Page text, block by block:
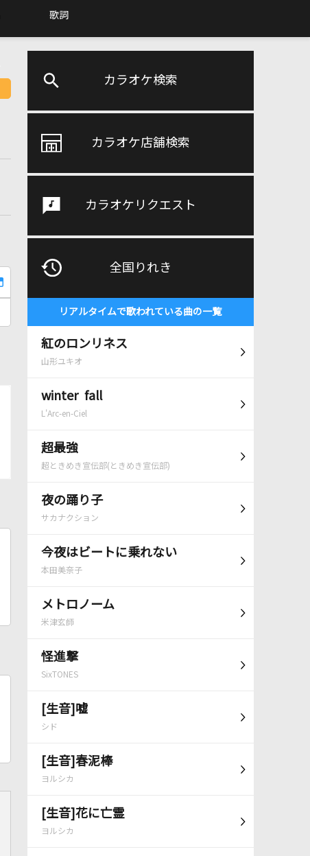
歌詞
カラオケ検索
カラオケ店舗検索
カラオケリクエスト
全国りれき
リアルタイムで歌われている曲の一覧
紅のロンリネス
山形ユキオ
winter fall
L'Arc-en-Ciel
超最強
超ときめき宣伝部(ときめき宣伝部)
夜の踊り子
サカナクション
今夜はビートに乗れない
本田美奈子
メトロノーム
米津玄師
怪進撃
SixTONES
[生音]嘘
シド
[生音]春泥棒
ヨルシカ
[生音]花に亡霊
ヨルシカ